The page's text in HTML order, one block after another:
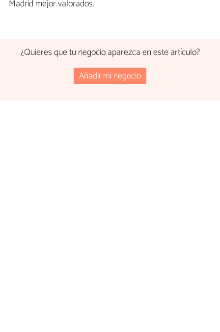
Madrid mejor valorados.
¿Quieres que tu negocio aparezca en este artículo?
Añadir mi negocio